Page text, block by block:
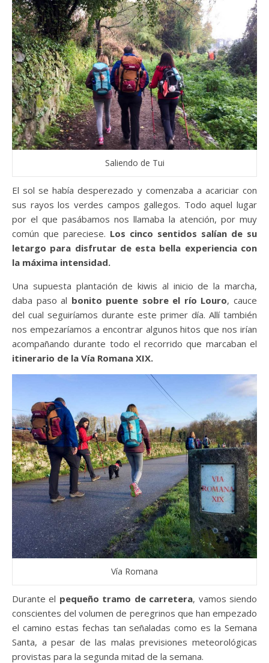
Saliendo de Tui
El sol se había desperezado y comenzaba a acariciar con
sus rayos los verdes campos gallegos. Todo aquel lugar
por el que pasábamos nos llamaba la atención, por muy
común que pareciese. Los cinco sentidos salían de su
letargo para disfrutar de esta bella experiencia con
la máxima intensidad.
Una supuesta plantación de kiwis al inicio de la marcha,
daba paso al bonito puente sobre el río Louro, cauce
del cual seguiríamos durante este primer día. Allí también
nos empezaríamos a encontrar algunos hitos que nos irían
acompañando durante todo el recorrido que marcaban el
itinerario de la Vía Romana XIX.
Vía Romana
Durante el pequeño tramo de carretera, vamos siendo
conscientes del volumen de peregrinos que han empezado
el camino estas fechas tan señaladas como es la Semana
Santa, a pesar de las malas previsiones meteorológicas
provistas para la segunda mitad de la semana.